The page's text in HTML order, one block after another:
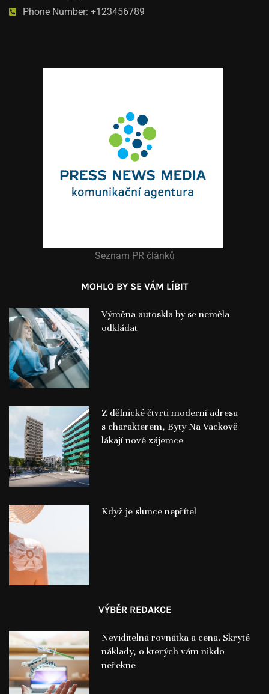
Phone Number: +123456789
Seznam PR článků
MOHLO BY SE VÁM LÍBIT
Výměna autoskla by se neměla
odkládat
Z dělnické čtvrti moderní adresa
s charakterem, Byty Na Vackově
lákají nové zájemce
Když je slunce nepřítel
VÝBĚR REDAKCE
Neviditelná rovnátka a cena. Skryté
náklady, o kterých vám nikdo
neřekne